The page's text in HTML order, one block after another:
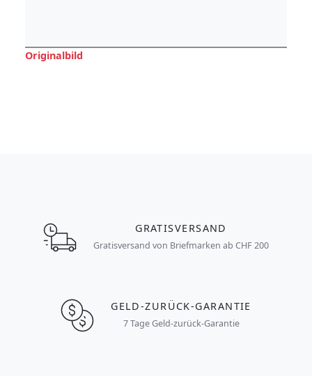
Originalbild
GRATISVERSAND
Gratisversand von Briefmarken ab CHF 200
GELD-ZURÜCK-GARANTIE
7 Tage Geld-zurück-Garantie